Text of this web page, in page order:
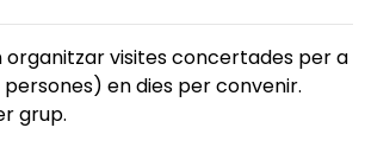
organitzar visites concertades per a
en dies per convenir.
grup.